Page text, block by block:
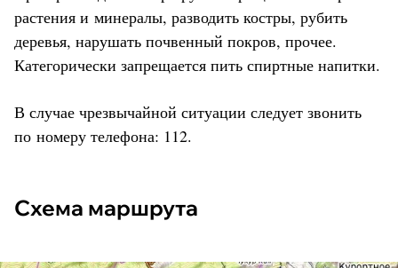
растения и минералы, разводить костры, рубить
деревья, нарушать почвенный покров, прочее.
Категорически запрещается пить спиртные напитки.
В случае чрезвычайной ситуации следует звонить
по номеру телефона: 112.
Схема маршрута